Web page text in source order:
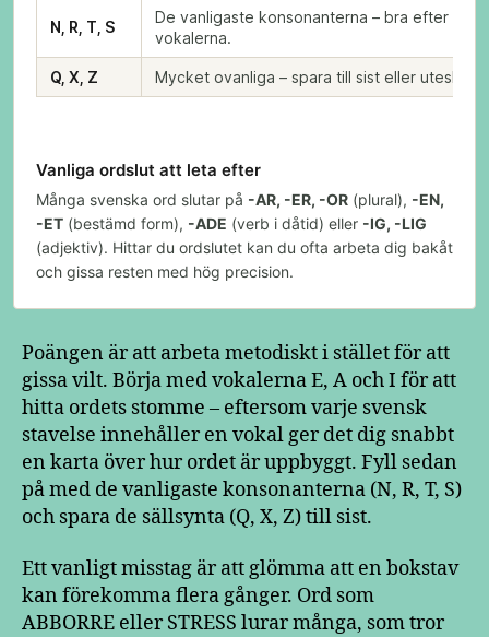
N, R, T, S
De vanligaste konsonanterna – bra efter
vokalerna.
Q, X, Z Mycket ovanliga – spara till sist eller uteslut.
Vanliga ordslut att leta efter
Många svenska ord slutar på -AR, -ER, -OR (plural), -EN,
-ET (bestämd form), -ADE (verb i dåtid) eller -IG, -LIG
(adjektiv). Hittar du ordslutet kan du ofta arbeta dig bakåt
och gissa resten med hög precision.
Poängen är att arbeta metodiskt i stället för att
gissa vilt. Börja med vokalerna E, A och I för att
hitta ordets stomme – eftersom varje svensk
stavelse innehåller en vokal ger det dig snabbt
en karta över hur ordet är uppbyggt. Fyll sedan
på med de vanligaste konsonanterna (N, R, T, S)
och spara de sällsynta (Q, X, Z) till sist.
Ett vanligt misstag är att glömma att en bokstav
kan förekomma flera gånger. Ord som
ABBORRE eller STRESS lurar många, som tror